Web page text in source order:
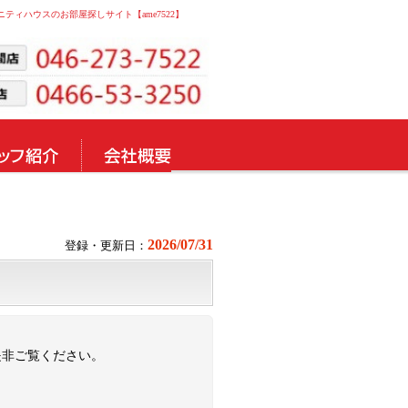
ハウスのお部屋探しサイト【ame7522】
登録・更新日： 2026/07/31
ご覧ください。